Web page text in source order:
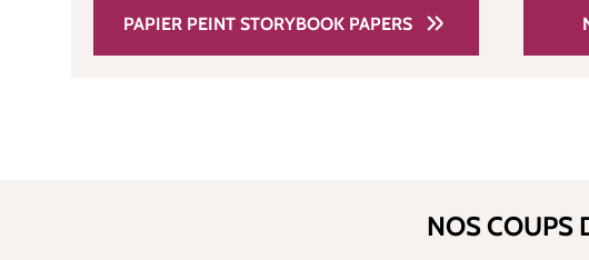
PAPIER PEINT STORYBOOK PAPERS
NOS COUPS